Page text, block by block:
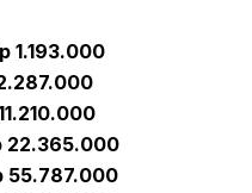
1.193.000
22.365.000
55.787.000